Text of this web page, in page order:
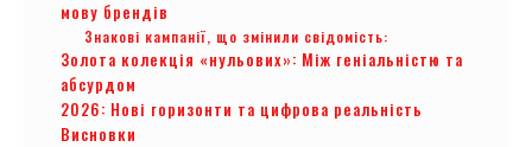
мову брендів
Знакові кампанії, що змінили свідомість:
Золота колекція «нульових»: Між геніальністю та
абсурдом
2026: Нові горизонти та цифрова реальність
Висновки